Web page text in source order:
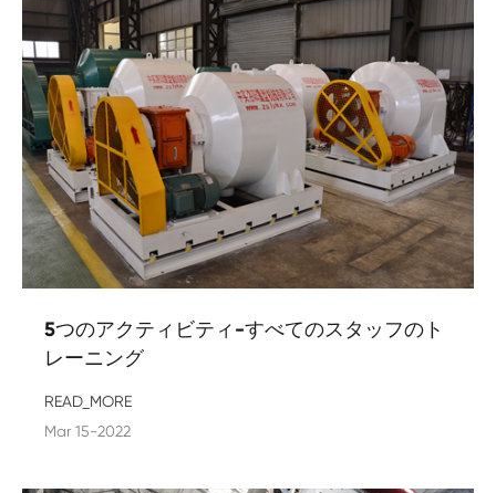
5つのアクティビティ-すべてのスタッフのト
レーニング
READ_MORE
Mar 15-2022